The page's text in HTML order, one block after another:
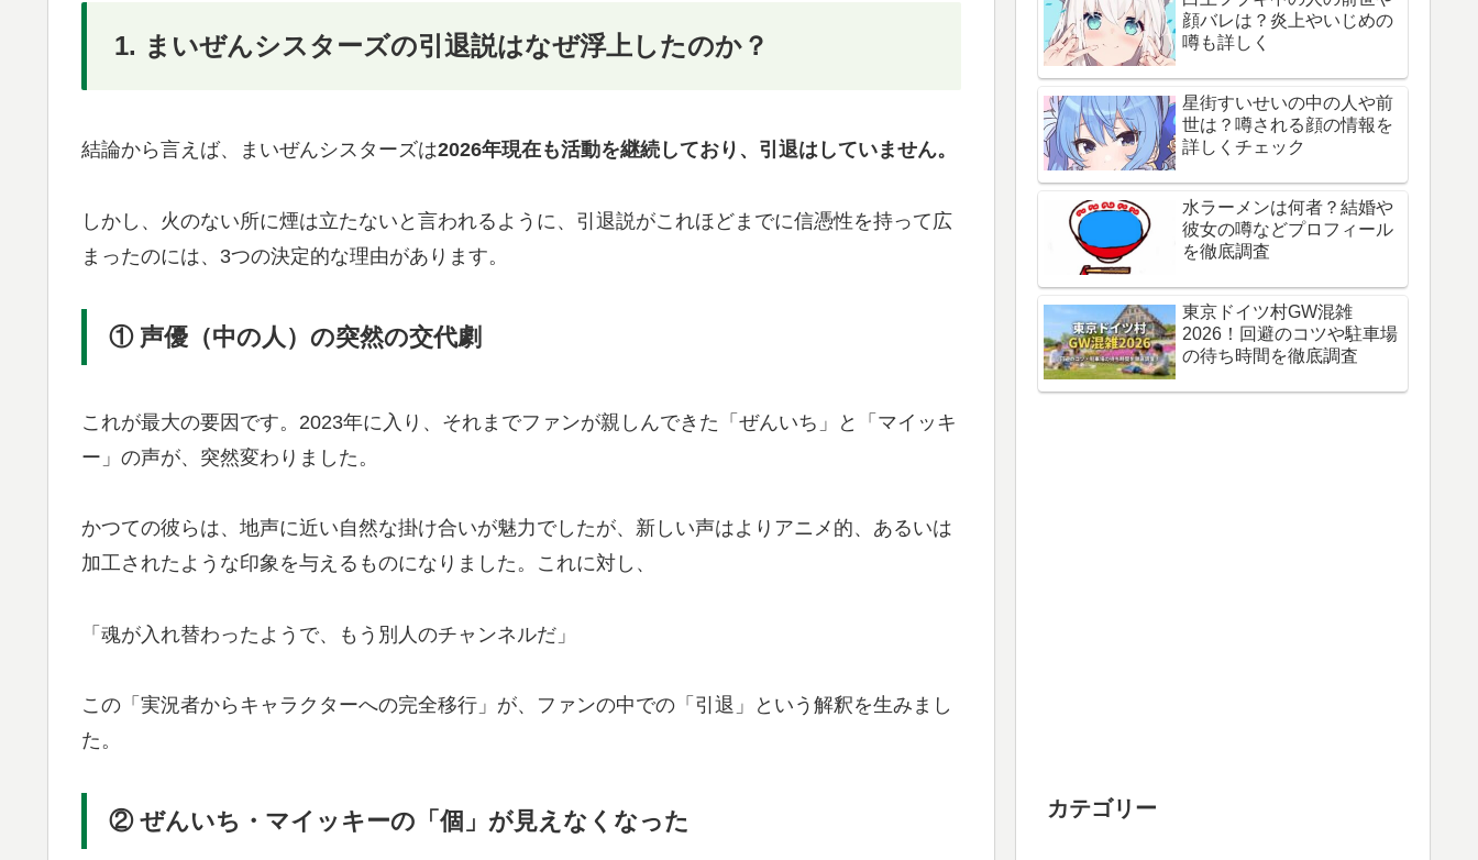
1. まいぜんシスターズの引退説はなぜ浮上したのか？
結論から言えば、まいぜんシスターズは2026年現在も活動を継続しており、引退はしていません。
しかし、火のない所に煙は立たないと言われるように、引退説がこれほどまでに信憑性を持って広
まったのには、3つの決定的な理由があります。
① 声優（中の人）の突然の交代劇
これが最大の要因です。2023年に入り、それまでファンが親しんできた「ぜんいち」と「マイッキ
ー」の声が、突然変わりました。
かつての彼らは、地声に近い自然な掛け合いが魅力でしたが、新しい声はよりアニメ的、あるいは
加工されたような印象を与えるものになりました。これに対し、
「魂が入れ替わったようで、もう別人のチャンネルだ」
この「実況者からキャラクターへの完全移行」が、ファンの中での「引退」という解釈を生みまし
た。
② ぜんいち・マイッキーの「個」が見えなくなった
顔バレは？炎上やいじめの
噂も詳しく
星街すいせいの中の人や前
世は？噂される顔の情報を
詳しくチェック
水ラーメンは何者？結婚や
彼女の噂などプロフィール
を徹底調査
東京ドイツ村GW混雑
2026！回避のコツや駐車場
の待ち時間を徹底調査
カテゴリー